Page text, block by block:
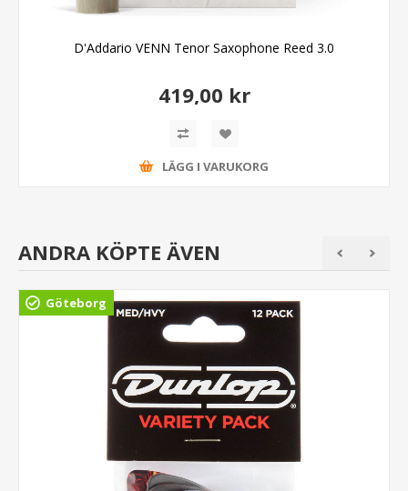
D'Addario VENN Tenor Saxophone Reed 3.0
419,00 kr
LÄGG I VARUKORG
ANDRA KÖPTE ÄVEN
Göteborg